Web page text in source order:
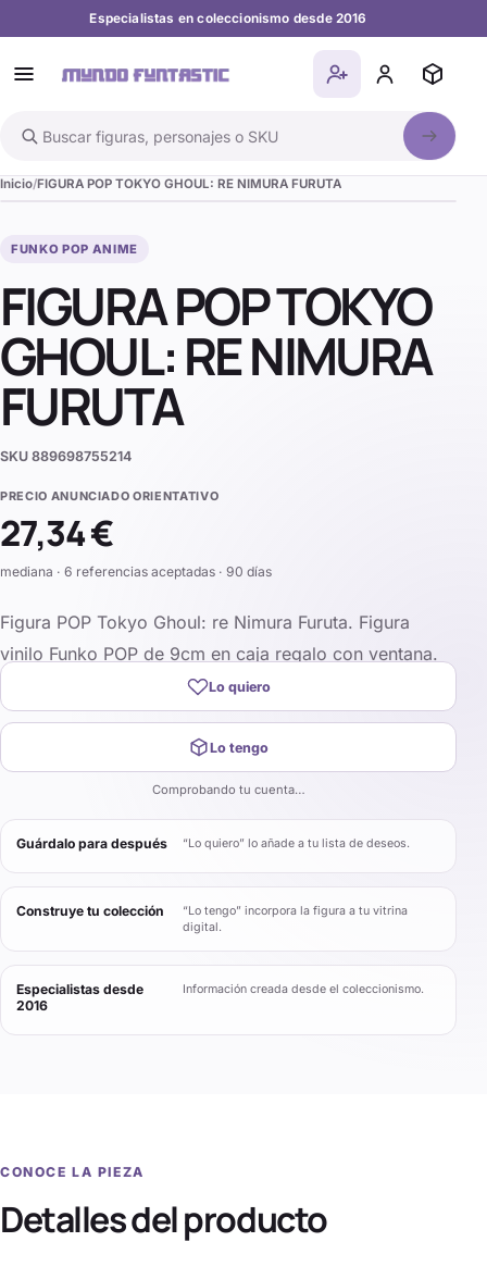
Especialistas en coleccionismo desde 2016
Buscar en el catálogo
Inicio FIGURA POP TOKYO GHOUL: RE NIMURA FURUTA
FUNKO POP ANIME
FIGURA POP TOKYO
GHOUL: RE NIMURA
FURUTA
SKU 889698755214
PRECIO ANUNCIADO ORIENTATIVO
27,34 €
mediana · 6 referencias aceptadas · 90 días
Figura POP Tokyo Ghoul: re Nimura Furuta. Figura
vinilo Funko POP de 9cm en caja regalo con ventana.
Lo quiero
Lo tengo
Comprobando tu cuenta…
Guárdalo para después “Lo quiero” lo añade a tu lista de deseos.
Construye tu colección
“Lo tengo” incorpora la figura a tu vitrina
digital.
Especialistas desde
2016
Información creada desde el coleccionismo.
CONOCE LA PIEZA
Detalles del producto